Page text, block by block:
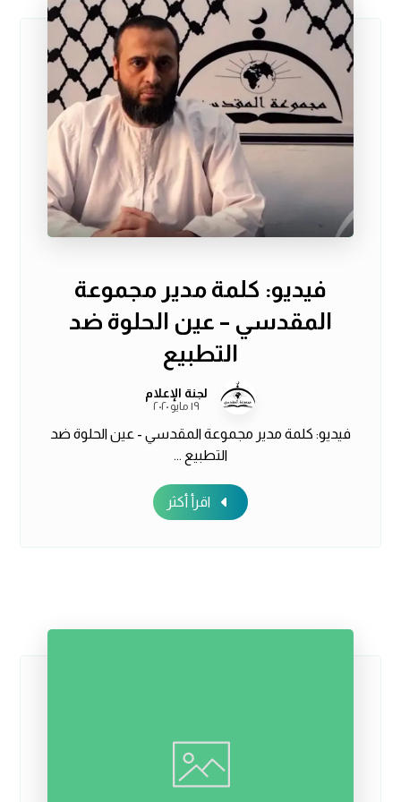
فيديو: كلمة مدير مجموعة
المقدسي – عين الحلوة ضد
التطبيع
لجنة الإعلام
١٩ مايو ٢٠٢٠
فيديو: كلمة مدير مجموعة المقدسي - عين الحلوة ضد
التطبيع ...
اقرأ أكثر